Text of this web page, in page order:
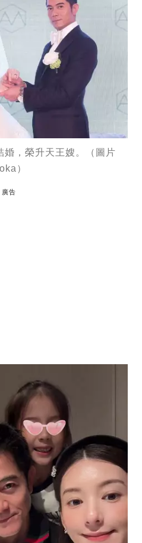
，榮升天王嫂。（圖片
）
廣告